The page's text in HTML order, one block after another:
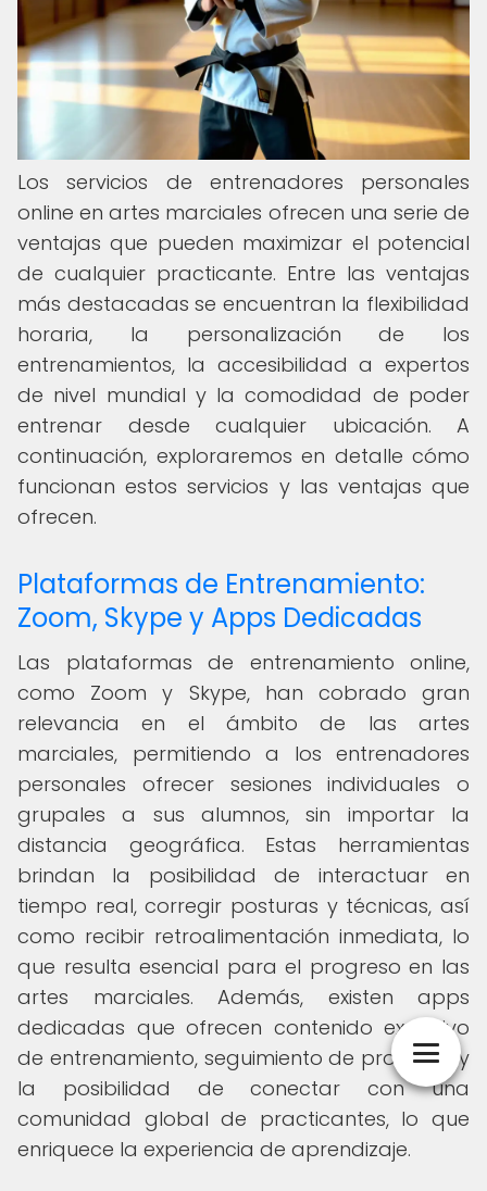
Los servicios de entrenadores personales
online en artes marciales ofrecen una serie de
ventajas que pueden maximizar el potencial
de cualquier practicante. Entre las ventajas
más destacadas se encuentran la flexibilidad
horaria, la personalización de los
entrenamientos, la accesibilidad a expertos
de nivel mundial y la comodidad de poder
entrenar desde cualquier ubicación. A
continuación, exploraremos en detalle cómo
funcionan estos servicios y las ventajas que
ofrecen.
Plataformas de Entrenamiento:
Zoom, Skype y Apps Dedicadas
Las plataformas de entrenamiento online,
como Zoom y Skype, han cobrado gran
relevancia en el ámbito de las artes
marciales, permitiendo a los entrenadores
personales ofrecer sesiones individuales o
grupales a sus alumnos, sin importar la
distancia geográfica. Estas herramientas
brindan la posibilidad de interactuar en
tiempo real, corregir posturas y técnicas, así
como recibir retroalimentación inmediata, lo
que resulta esencial para el progreso en las
artes marciales. Además, existen apps
dedicadas que ofrecen contenido exclusivo
de entrenamiento, seguimiento de progreso y
la posibilidad de conectar con una
comunidad global de practicantes, lo que
enriquece la experiencia de aprendizaje.